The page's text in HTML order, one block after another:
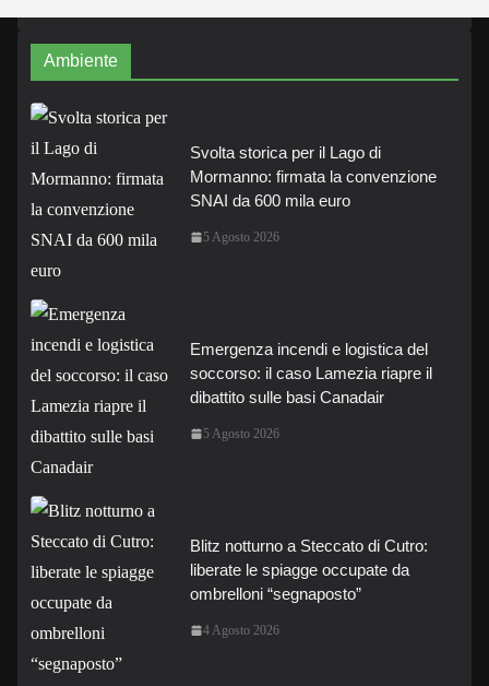
Ambiente
Svolta storica per il Lago di
Mormanno: firmata la convenzione
SNAI da 600 mila euro
5 Agosto 2026
Emergenza incendi e logistica del
soccorso: il caso Lamezia riapre il
dibattito sulle basi Canadair
5 Agosto 2026
Blitz notturno a Steccato di Cutro:
liberate le spiagge occupate da
ombrelloni “segnaposto”
4 Agosto 2026